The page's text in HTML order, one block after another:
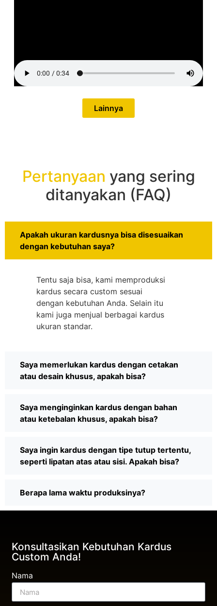
Lainnya
Pertanyaan yang sering
ditanyakan (FAQ)
Apakah ukuran kardusnya bisa disesuaikan
dengan kebutuhan saya?
Tentu saja bisa, kami memproduksi
kardus secara custom sesuai
dengan kebutuhan Anda. Selain itu
kami juga menjual berbagai kardus
ukuran standar.
Saya memerlukan kardus dengan cetakan
atau desain khusus, apakah bisa?
Saya menginginkan kardus dengan bahan
atau ketebalan khusus, apakah bisa?
Saya ingin kardus dengan tipe tutup tertentu,
seperti lipatan atas atau sisi. Apakah bisa?
Berapa lama waktu produksinya?
Konsultasikan Kebutuhan Kardus
Custom Anda!
Nama